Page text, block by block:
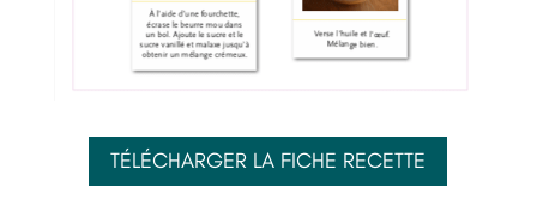
TÉLÉCHARGER LA FICHE RECETTE